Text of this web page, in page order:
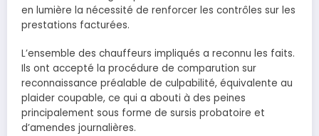
en lumière la nécessité de renforcer les contrôles sur les
prestations facturées.
L’ensemble des chauffeurs impliqués a reconnu les faits.
Ils ont accepté la procédure de comparution sur
reconnaissance préalable de culpabilité, équivalente au
plaider coupable, ce qui a abouti à des peines
principalement sous forme de sursis probatoire et
d’amendes journalières.